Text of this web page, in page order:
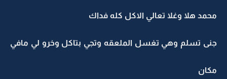
محمد هلا وغلا تعالي الاكل كله فداك
جنى تسلم وهي تغسل الملعقه وتجي بتاكل وخرو لي مافي
مكان